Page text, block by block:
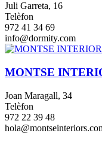
Juli Garreta, 16
Telèfon
972 41 34 69
info@dormity.com
MONTSE
Joan Maragall, 34
Telèfon
972 22 39 48